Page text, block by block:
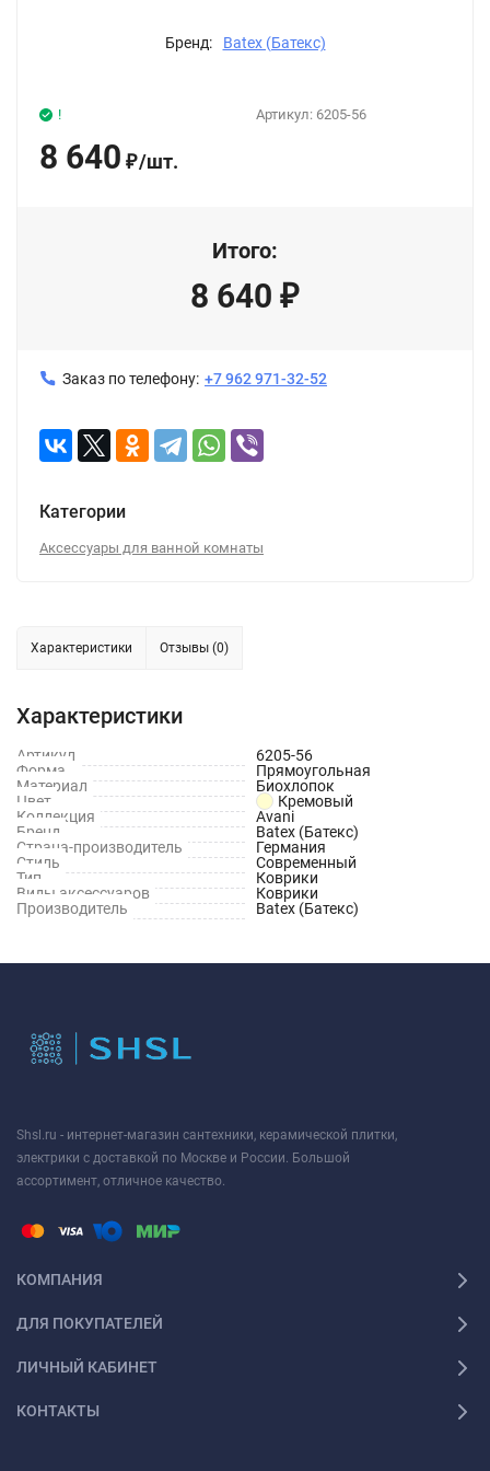
Бренд: Batex (Батекс)
Артикул: 6205-56
!
8 640 ₽/шт.
Итого:
8 640 ₽
Заказ по телефону: +7 962 971-32-52
Категории
Аксессуары для ванной комнаты
Характеристики Отзывы (0)
Характеристики
Артикул
6205-56
Форма
Прямоугольная
Материал
Биохлопок
Цвет
Кремовый
Коллекция
Avani
Бренд
Batex (Батекс)
Страна-производитель
Германия
Стиль
Современный
Тип
Коврики
Виды аксессуаров
Коврики
Производитель
Batex (Батекс)
Shsl.ru - интернет-магазин сантехники, керамической плитки,
электрики с доставкой по Москве и России. Большой
ассортимент, отличное качество.
КОМПАНИЯ
ДЛЯ ПОКУПАТЕЛЕЙ
ЛИЧНЫЙ КАБИНЕТ
КОНТАКТЫ